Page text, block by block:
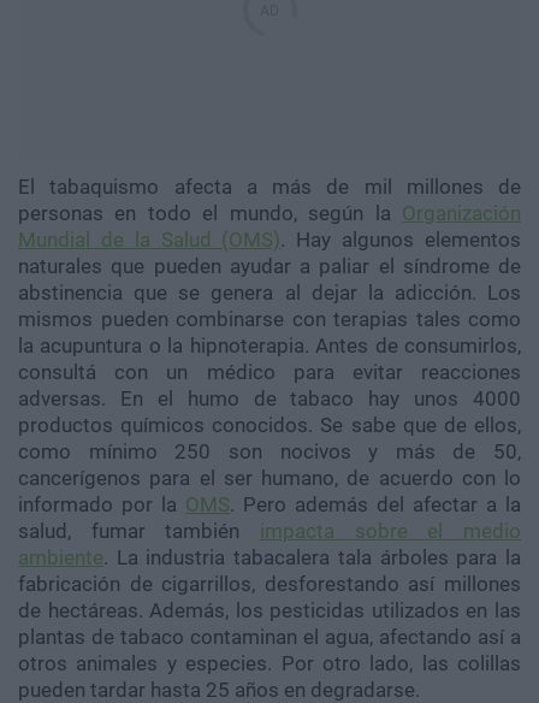
El tabaquismo afecta a más de mil millones de
personas en todo el mundo, según la Organización
Mundial de la Salud (OMS). Hay algunos elementos
naturales que pueden ayudar a paliar el síndrome de
abstinencia que se genera al dejar la adicción. Los
mismos pueden combinarse con terapias tales como
la acupuntura o la hipnoterapia. Antes de consumirlos,
consultá con un médico para evitar reacciones
adversas. En el humo de tabaco hay unos 4000
productos químicos conocidos. Se sabe que de ellos,
como mínimo 250 son nocivos y más de 50,
cancerígenos para el ser humano, de acuerdo con lo
informado por la OMS. Pero además del afectar a la
salud, fumar también impacta sobre el medio
ambiente. La industria tabacalera tala árboles para la
fabricación de cigarrillos, desforestando así millones
de hectáreas. Además, los pesticidas utilizados en las
plantas de tabaco contaminan el agua, afectando así a
otros animales y especies. Por otro lado, las colillas
pueden tardar hasta 25 años en degradarse.